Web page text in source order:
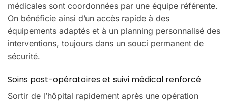
médicales sont coordonnées par une équipe référente.
On bénéficie ainsi d’un accès rapide à des
équipements adaptés et à un planning personnalisé des
interventions, toujours dans un souci permanent de
sécurité.
Soins post-opératoires et suivi médical renforcé
Sortir de l’hôpital rapidement après une opération